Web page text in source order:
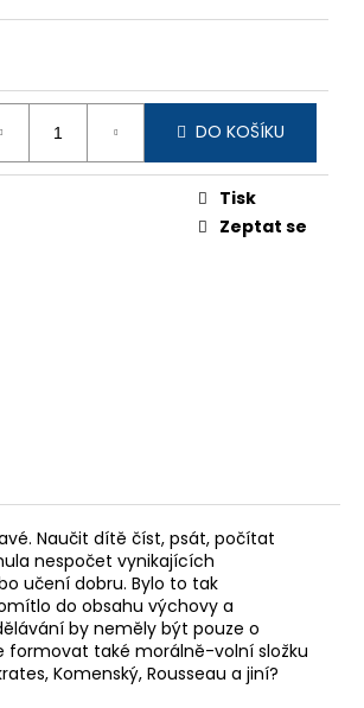
DO KOŠÍKU
Tisk
Zeptat se
Naučit dítě číst, psát, počítat
nespočet vynikajících
učení dobru. Bylo to tak
do obsahu výchovy a
by neměly být pouze o
formovat také morálně-volní složku
Komenský, Rousseau a jiní?